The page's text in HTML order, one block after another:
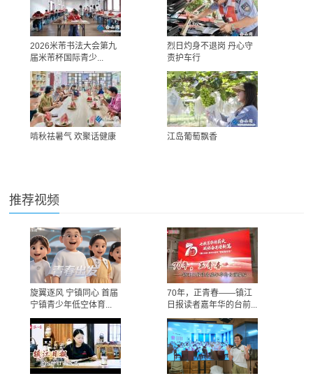
2026米芾书法大会第九
届米芾杯国际青少...
烈日灼身不退岗 丹心守
责护车行
啃秋祛暑气 欢聚话健康 江岛葡萄飘香
推荐视频
旋翼逐风 宁镇同心 首届
宁镇青少年低空体育...
70年，正青春——镇江
日报读者嘉年华的台前...